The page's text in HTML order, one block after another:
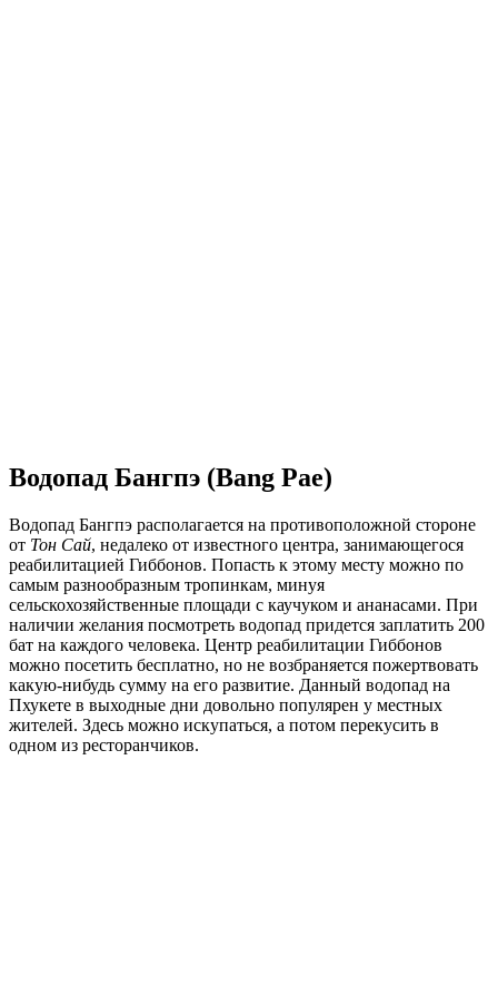
Водопад Бангпэ (Bang Pae)
Водопад Бангпэ располагается на противоположной стороне
от Тон Сай, недалеко от известного центра, занимающегося
реабилитацией Гиббонов. Попасть к этому месту можно по
самым разнообразным тропинкам, минуя
сельскохозяйственные площади с каучуком и ананасами. При
наличии желания посмотреть водопад придется заплатить 200
бат на каждого человека. Центр реабилитации Гиббонов
можно посетить бесплатно, но не возбраняется пожертвовать
какую-нибудь сумму на его развитие. Данный водопад на
Пхукете в выходные дни довольно популярен у местных
жителей. Здесь можно искупаться, а потом перекусить в
одном из ресторанчиков.